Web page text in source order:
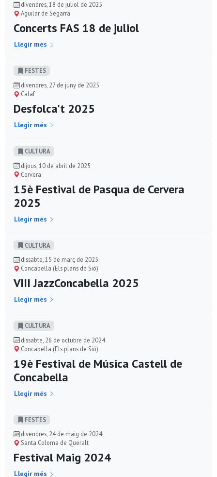
divendres, 18 de juliol de 2025
Aguilar de Segarra
Concerts FAS 18 de juliol
Llegir més
FESTES
divendres, 27 de juny de 2025
Calaf
Desfolca't 2025
Llegir més
CULTURA
dijous, 10 de abril de 2025
Cervera
15è Festival de Pasqua de Cervera
2025
Llegir més
CULTURA
dissabte, 15 de març de 2025
Concabella (Els plans de Sió)
VIII JazzConcabella 2025
Llegir més
CULTURA
dissabte, 26 de octubre de 2024
Concabella (Els plans de Sió)
19è Festival de Música Castell de
Concabella
Llegir més
FESTES
divendres, 24 de maig de 2024
Santa Coloma de Queralt
Festival Maig 2024
Llegir més